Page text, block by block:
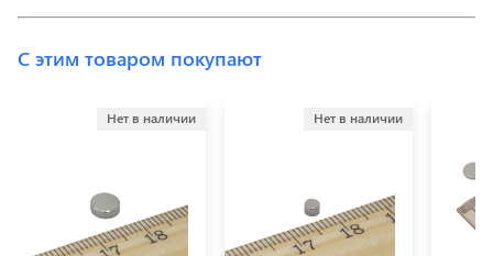
С этим товаром покупают
Нет в наличии Нет в наличии